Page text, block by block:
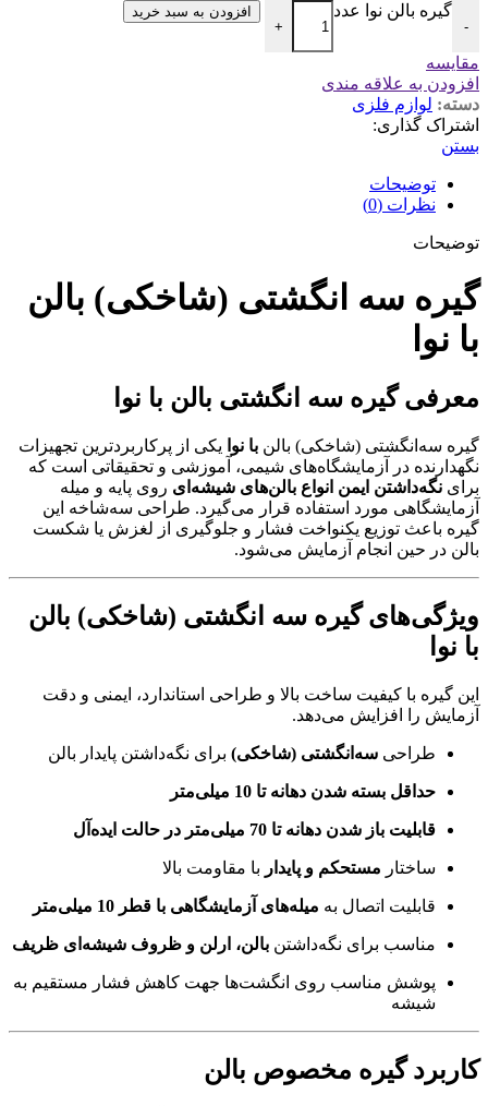
-
گیره بالن نوا عدد
+
افزودن به سبد خرید
مقایسه
افزودن به علاقه مندی
دسته: لوازم فلزی
اشتراک گذاری:
بستن
توضیحات
نظرات (0)
توضیحات
گیره سه انگشتی (شاخکی) بالن
با نوا
معرفی گیره سه انگشتی بالن با نوا
گیره سه‌انگشتی (شاخکی) بالن با نوا یکی از پرکاربردترین تجهیزات
نگهدارنده در آزمایشگاه‌های شیمی، آموزشی و تحقیقاتی است که
برای نگه‌داشتن ایمن انواع بالن‌های شیشه‌ای روی پایه و میله
آزمایشگاهی مورد استفاده قرار می‌گیرد. طراحی سه‌شاخه این
گیره باعث توزیع یکنواخت فشار و جلوگیری از لغزش یا شکست
بالن در حین انجام آزمایش می‌شود.
ویژگی‌های گیره سه انگشتی (شاخکی) بالن
با نوا
این گیره با کیفیت ساخت بالا و طراحی استاندارد، ایمنی و دقت
آزمایش را افزایش می‌دهد.
طراحی سه‌انگشتی (شاخکی) برای نگه‌داشتن پایدار بالن
حداقل بسته شدن دهانه تا 10 میلی‌متر
قابلیت باز شدن دهانه تا 70 میلی‌متر در حالت ایده‌آل
ساختار مستحکم و پایدار با مقاومت بالا
قابلیت اتصال به میله‌های آزمایشگاهی با قطر 10 میلی‌متر
مناسب برای نگه‌داشتن بالن، ارلن و ظروف شیشه‌ای ظریف
پوشش مناسب روی انگشت‌ها جهت کاهش فشار مستقیم به
شیشه
کاربرد گیره مخصوص بالن